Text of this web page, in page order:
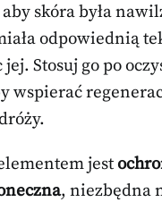
skóra była
odpowiednią
jej. Stosuj go po
wspierać
jest
, niezbędna